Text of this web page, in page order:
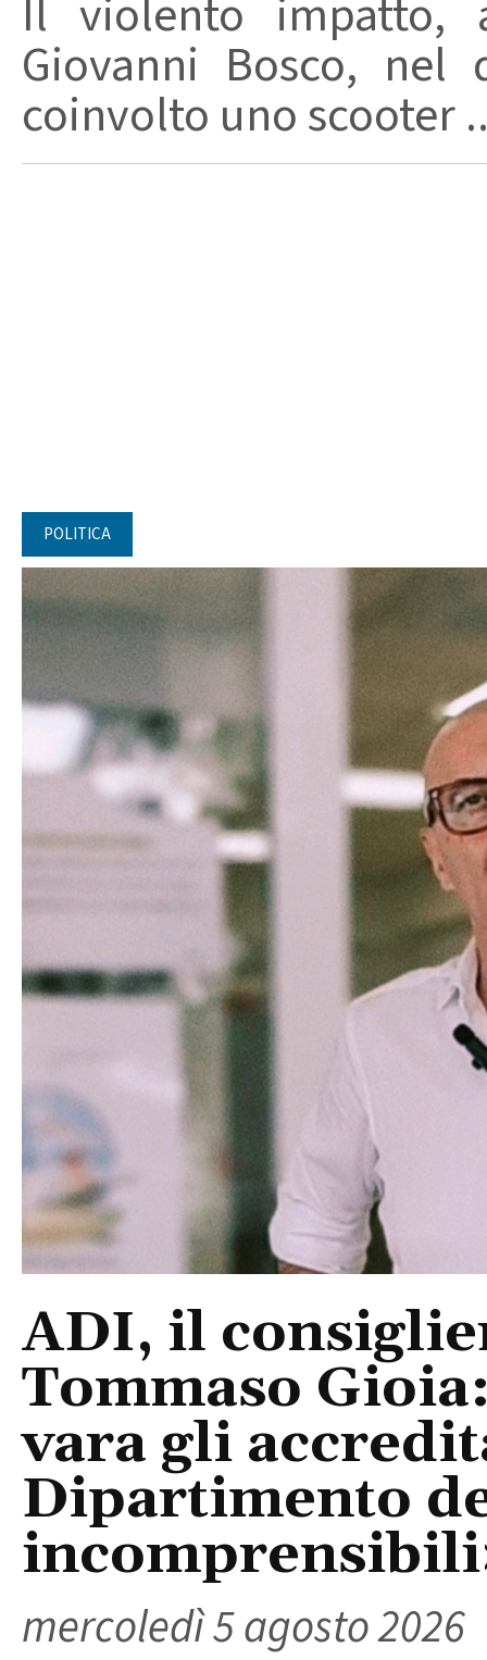
Il violento impatto,
Giovanni Bosco, nel
coinvolto uno scooter
POLITICA
ADI, il
Tommaso
vara gli
Dipartimento
mercoledì 5 agosto 2026